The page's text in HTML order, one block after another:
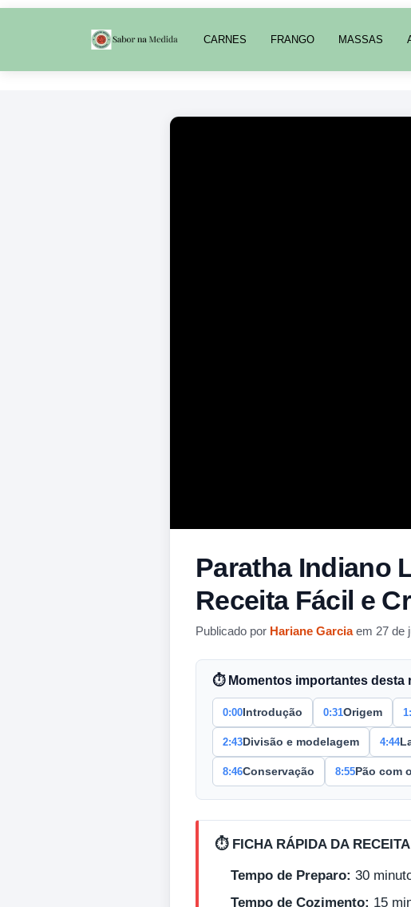
CARNES FRANGO MASSAS
Paratha Indiano
Receita Fácil e
Publicado por Hariane Garciaem 27 de
⏱ Momentos importantes desta
0:00 Introdução 0:31Origem
2:43 Divisão e modelagem 4:44
8:46Conservação 8:55 Pão com
⏱️ FICHA RÁPIDA DA
Tempo de Preparo: 30
Tempo de Cozimento: 15